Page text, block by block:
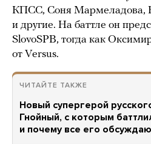
КПСС, Соня Мармеладова,
и другие. На баттле он
SlovoSPB, тогда как
от Versus.
ЧИТАЙТЕ ТАКЖЕ
Новый супергерой
Гнойный, с которым
и почему все его